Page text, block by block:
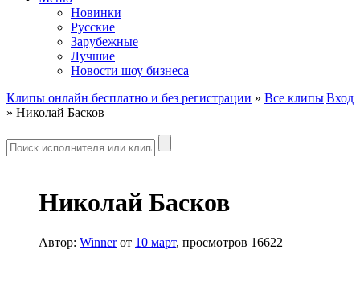
Новинки
Русские
Зарубежные
Лучшие
Новости шоу бизнеса
Вход
Клипы онлайн бесплатно и без регистрации » Все клипы
» Николай Басков
Николай Басков
Автор: Winnerот 10 март, просмотров 16622